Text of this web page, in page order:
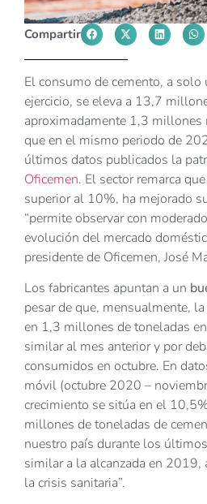
Compartir
El consumo de cemento, a solo
ejercicio, se eleva a 13,7
aproximadamente 1,3 millones
que en el mismo periodo de
últimos datos publicados la
Oficemen. El sector remarca
superior al 10%, ha mejorado
“permite observar con
evolución del mercado
presidente de Oficemen, José
Los fabricantes apuntan a un
pesar de que, mensualmente,
en 1,3 millones de toneladas
similar al mes anterior y por
consumidos en octubre. En
móvil (octubre 2020 –
crecimiento se sitúa en el
millones de toneladas de
nuestro país durante los
similar a la alcanzada en 2019,
la crisis sanitaria”.